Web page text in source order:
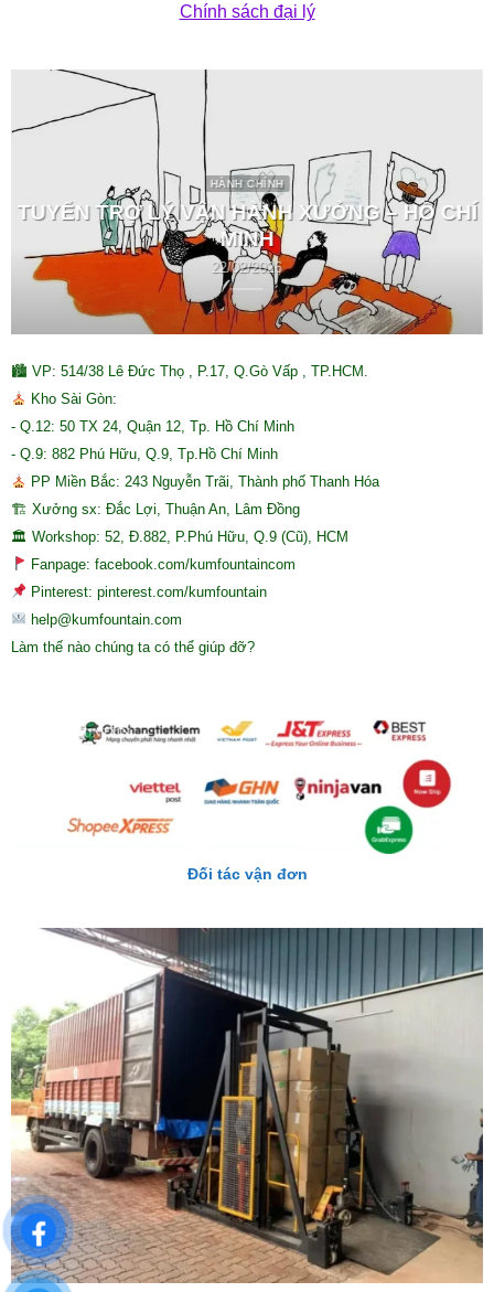
Chính sách đại lý
HÀNH CHÍNH
TUYỂN TRỢ LÝ VẬN HÀNH XƯỞNG – HỒ CHÍ
MINH
22/02/2026
🏙 VP: 514/38 Lê Đức Thọ , P.17, Q.Gò Vấp , TP.HCM.
Kho Sài Gòn:
- Q.12: 50 TX 24, Quận 12, Tp. Hồ Chí Minh
- Q.9: 882 Phú Hữu, Q.9, Tp.Hồ Chí Minh
PP Miền Bắc: 243 Nguyễn Trãi, Thành phố Thanh Hóa
🏗 Xưởng sx: Đắc Lợi, Thuận An, Lâm Đồng
🏛 Workshop: 52, Đ.882, P.Phú Hữu, Q.9 (Cũ), HCM
Fanpage: facebook.com/kumfountaincom
Pinterest: pinterest.com/kumfountain
help@kumfountain.com
Làm thế nào chúng ta có thể giúp đỡ?
Đối tác vận đơn